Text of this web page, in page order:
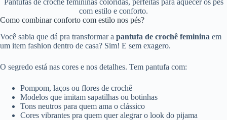
com estilo e conforto.
Como combinar conforto com estilo nos pés?
Você sabia que dá pra transformar a pantufa de crochê feminina em
um item fashion dentro de casa? Sim! E sem exagero.
O segredo está nas cores e nos detalhes. Tem pantufa com:
Pompom, laços ou flores de crochê
Modelos que imitam sapatilhas ou botinhas
Tons neutros para quem ama o clássico
Cores vibrantes pra quem quer alegrar o look do pijama